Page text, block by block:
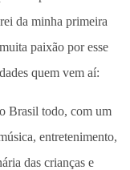
da minha primeira
paixão por esse
quem vem aí:
Brasil todo, com um
entretenimento,
das crianças e